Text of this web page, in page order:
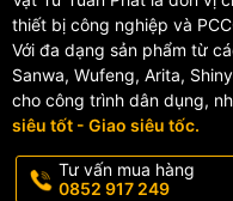
thiết bị công nghiệp và
Với đa dạng sản phẩm từ
Sanwa, Wufeng, Arita,
cho công trình dân dụng,
siêu tốt - Giao siêu tốc.
Tư vấn mua hàng
0852 917 249